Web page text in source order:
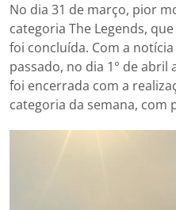
No dia 31 de março, pior
categoria The Legends,
foi concluída. Com a
passado, no dia 1° de abril
foi encerrada com a
categoria da semana, com